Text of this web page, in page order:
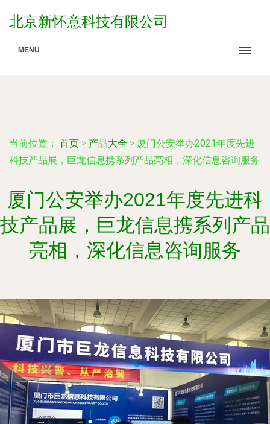
北京新怀意科技有限公司
MENU
当前位置： 首页 > 产品大全 > 厦门公安举办2021年度先进
科技产品展，巨龙信息携系列产品亮相，深化信息咨询服务
厦门公安举办2021年度先进科
技产品展，巨龙信息携系列产品
亮相，深化信息咨询服务